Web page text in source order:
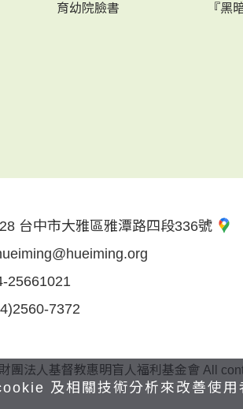
育幼院臉書 『黑
台中市大雅區雅潭路四段336號
25661021
7372
團法人基督教惠明盲人福利基金會 All
及相關技術分析來改善使用